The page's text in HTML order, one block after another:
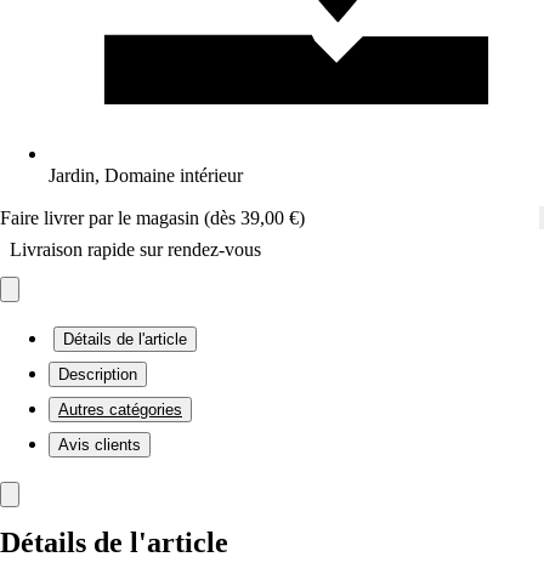
Jardin, Domaine intérieur
Faire livrer par le magasin (dès 39,00 €)
Livraison rapide sur rendez-vous
Détails de l'article
Description
Autres catégories
Avis clients
Détails de l'article